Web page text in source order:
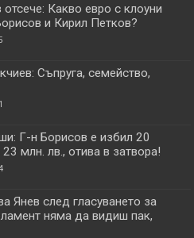
Какво евро с клоуни
и Кирил Петков?
Съпруга, семейство,
Г-н Борисов е избил 20
млн. лв., отива в затвора!
Янев след гласуването за
няма да видиш пак,